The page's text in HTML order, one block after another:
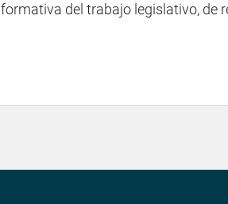
del trabajo legislativo, de